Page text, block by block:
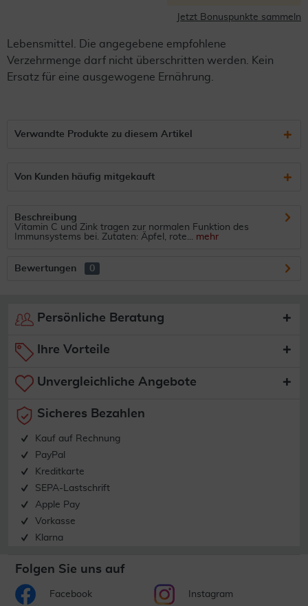
Jetzt Bonuspunkte sammeln
Lebensmittel. Die angegebene empfohlene
Verzehrmenge darf nicht überschritten werden. Kein
Ersatz für eine ausgewogene Ernährung.
Verwandte Produkte zu diesem Artikel
Von Kunden häufig mitgekauft
Beschreibung
Vitamin C und Zink tragen zur normalen Funktion des
Immunsystems bei. Zutaten: Äpfel, rote... mehr
Bewertungen 0
Persönliche Beratung
Ihre Vorteile
Unvergleichliche Angebote
Sicheres Bezahlen
Kauf auf Rechnung
PayPal
Kreditkarte
SEPA-Lastschrift
Apple Pay
Vorkasse
Klarna
Folgen Sie uns auf
Facebook Instagram